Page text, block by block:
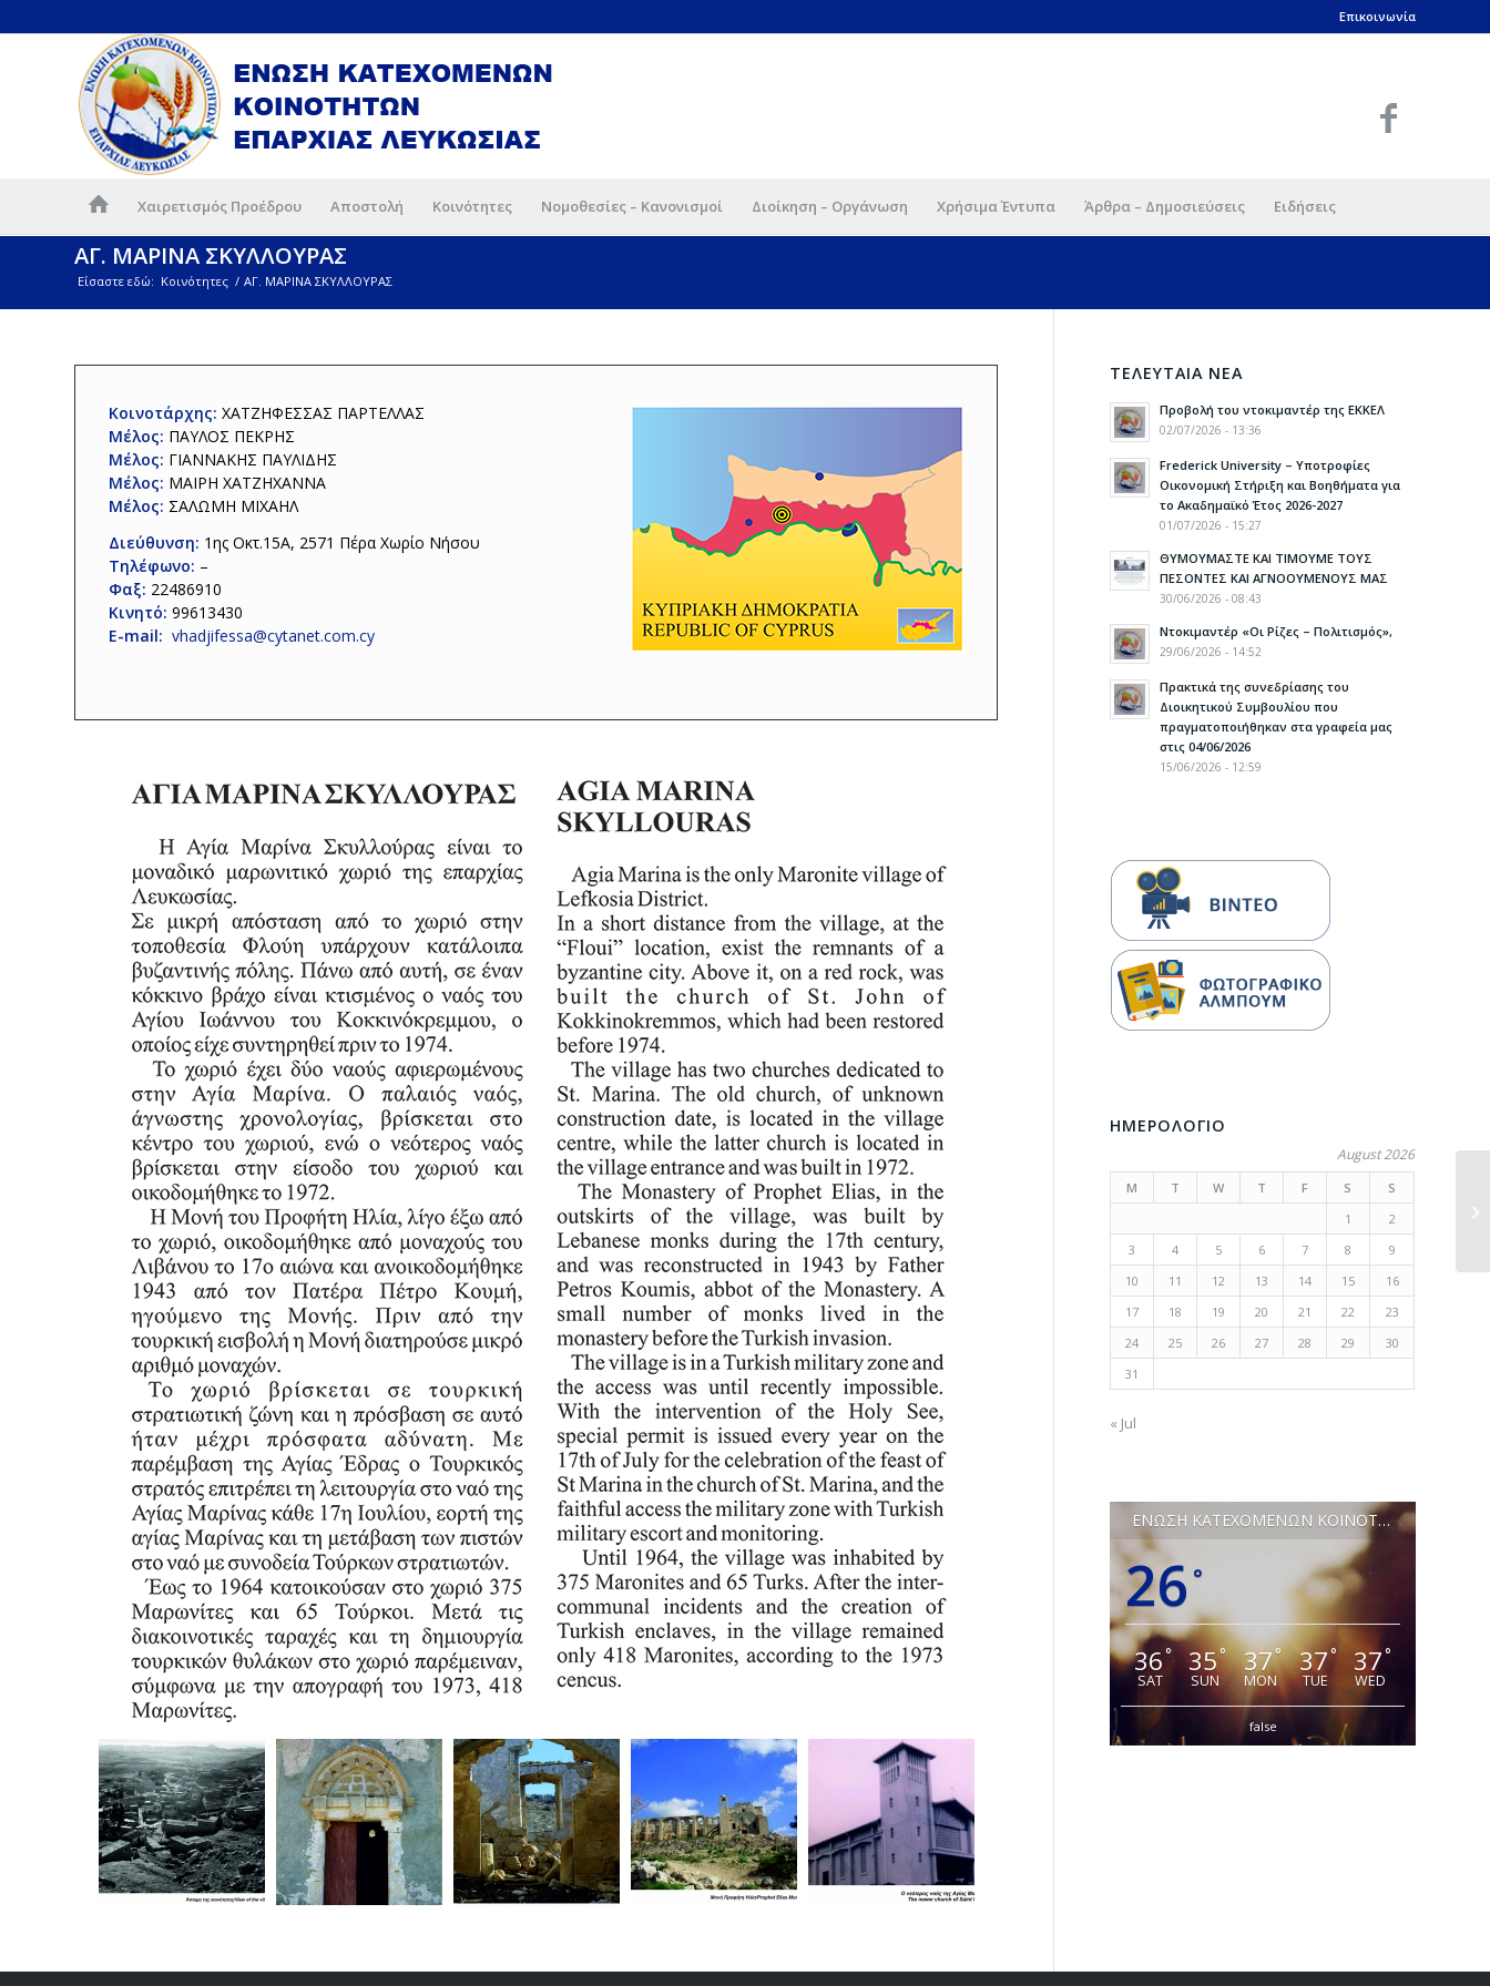
Επικοινωνία
Χαιρετισμός Προέδρου Αποστολή Κοινότητες Νομοθεσίες – Κανονισμοί Διοίκηση – Οργάνωση Χρήσιμα Έντυπα Άρθρα – Δημοσιεύσεις Ειδήσεις
ΑΓ. ΜΑΡΙΝΑ ΣΚΥΛΛΟΥΡΑΣ
Είσαστε εδώ: Κοινότητες / ΑΓ. ΜΑΡΙΝΑ ΣΚΥΛΛΟΥΡΑΣ
Κοινοτάρχης: ΧΑΤΖΗΦΕΣΣΑΣ ΠΑΡΤΕΛΛΑΣ
Μέλος: ΠΑΥΛΟΣ ΠΕΚΡΗΣ
Μέλος: ΓΙΑΝΝΑΚΗΣ ΠΑΥΛΙΔΗΣ
Μέλος: ΜΑΙΡΗ ΧΑΤΖΗΧΑΝΝΑ
Μέλος: ΣΑΛΩΜΗ ΜΙΧΑΗΛ
Διεύθυνση: 1ης Οκτ.15Α, 2571 Πέρα Χωρίο Νήσου
Τηλέφωνο: –
Φαξ: 22486910
Κινητό: 99613430
E-mail: vhadjifessa@cytanet.com.cy
ΤΕΛΕΥΤΑΙΑ ΝΕΑ
Προβολή του ντοκιμαντέρ της ΕΚΚΕΛ
02/07/2026 - 13:36
Frederick University – Υποτροφίες
Οικονομική Στήριξη και Βοηθήματα για
το Ακαδημαϊκό Έτος 2026-2027
01/07/2026 - 15:27
ΘΥΜΟΥΜΑΣΤΕ ΚΑΙ ΤΙΜΟΥΜΕ ΤΟΥΣ
ΠΕΣΟΝΤΕΣ ΚΑΙ ΑΓΝΟΟΥΜΕΝΟΥΣ ΜΑΣ
30/06/2026 - 08:43
Ντοκιμαντέρ «Οι Ρίζες – Πολιτισμός»,
29/06/2026 - 14:52
Πρακτικά της συνεδρίασης του
Διοικητικού Συμβουλίου που
πραγματοποιήθηκαν στα γραφεία μας
στις 04/06/2026
15/06/2026 - 12:59
ΗΜΕΡΟΛΟΓΙΟ
August 2026
M T W T F S
S
1
2
3
4 5 6 7 8
9
10
11 12 13 14 15
16
17
18 19 20 21 22
23
24
25 26 27 28 29
30
31
« Jul
ΕΝΩΣΗ ΚΑΤΕΧΟΜΕΝΩΝ ΚΟΙΝΟΤΗΤΩΝ ΛΕΥΚΩΣΙΑΣ
26 °
36°
SAT
35°
SUN
37°
MON
37°
TUE
37°
WED
false